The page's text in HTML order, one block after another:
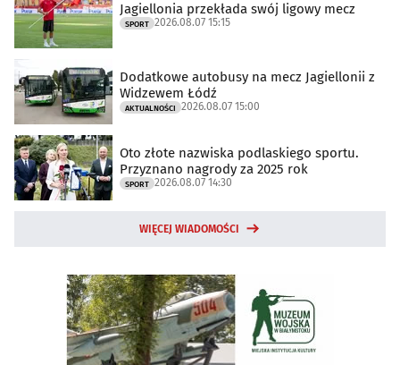
Jagiellonia przekłada swój ligowy mecz
SPORT 2026.08.07 15:15
Dodatkowe autobusy na mecz Jagiellonii z
Widzewem Łódź
AKTUALNOŚCI 2026.08.07 15:00
Oto złote nazwiska podlaskiego sportu.
Przyznano nagrody za 2025 rok
SPORT 2026.08.07 14:30
WIĘCEJ WIADOMOŚCI